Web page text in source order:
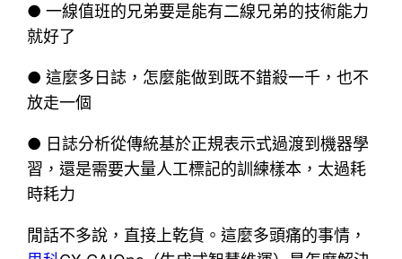
● 一線值班的兄弟要是能有二線兄弟的技術能力
就好了
● 這麼多日誌，怎麼能做到既不錯殺一千，也不
放走一個
● 日誌分析從傳統基於正規表示式過渡到機器學
習，還是需要大量人工標記的訓練樣本，太過耗
時耗力
閒話不多說，直接上乾貨。這麼多頭痛的事情，